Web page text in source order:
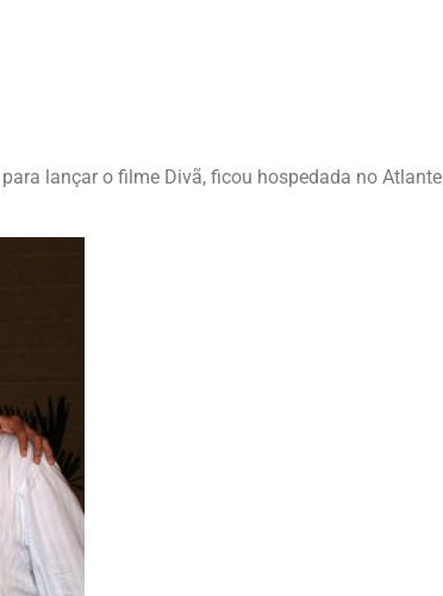
lançar o filme Divã, ficou hospedada no Atlante